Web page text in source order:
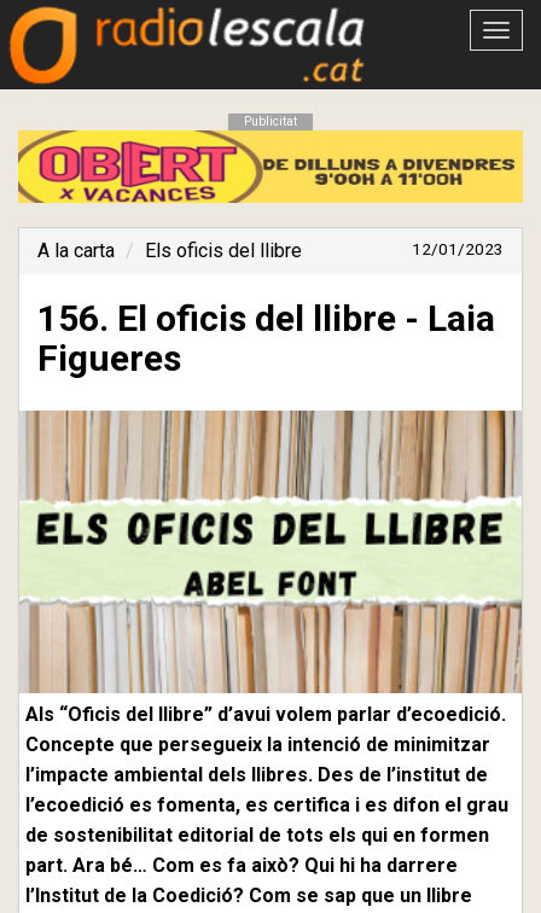
Obrir
Publicitat
A la carta Els oficis del llibre 12/01/2023
156. El oficis del llibre - Laia
Figueres
Als “Oficis del llibre” d’avui volem parlar d’ecoedició.
Concepte que persegueix la intenció de minimitzar
l’impacte ambiental dels llibres. Des de l’institut de
l’ecoedició es fomenta, es certifica i es difon el grau
de sostenibilitat editorial de tots els qui en formen
part. Ara bé… Com es fa això? Qui hi ha darrere
l’Institut de la Coedició? Com se sap que un llibre